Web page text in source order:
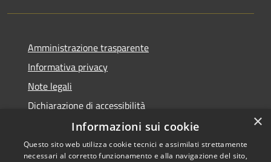
Amministrazione trasparente
Informativa privacy
Note legali
Dichiarazione di accessibilità
×
Informazioni sui cookie
Questo sito web utilizza cookie tecnici e assimilati strettamente
necessari al corretto funzionamento e alla navigazione del sito,